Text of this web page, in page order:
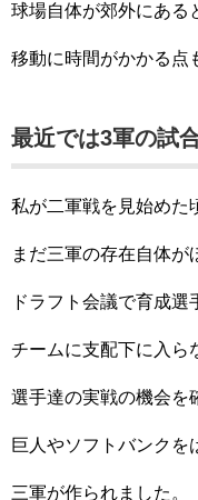
球場自体が郊外にある
移動に時間がかかる点
最近では3軍の試
私が二軍戦を見始めた
まだ三軍の存在自体が
ドラフト会議で育成選
チームに支配下に入ら
選手達の実戦の機会を
巨人やソフトバンクを
三軍が作られました。